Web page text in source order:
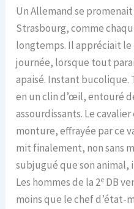
Un Allemand se
Strasbourg, comme
longtemps. Il appréciait
journée, lorsque tout
apaisé. Instant bucolique.
en un clin d’œil, entouré
assourdissants. Le
monture, effrayée par ce
mit finalement, non sans
subjugué que son animal,
Les hommes de la 2e DB
moins que le chef d’état-